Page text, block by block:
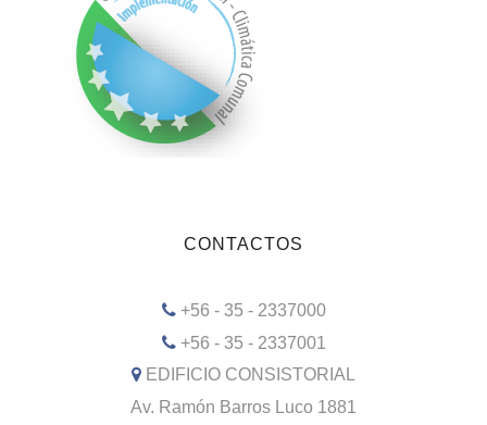
CONTACTOS
+56 - 35 - 2337000
+56 - 35 - 2337001
EDIFICIO CONSISTORIAL
Av. Ramón Barros Luco 1881